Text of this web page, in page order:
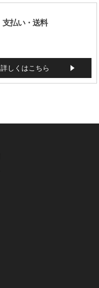
支払い・送料
詳しくはこちら